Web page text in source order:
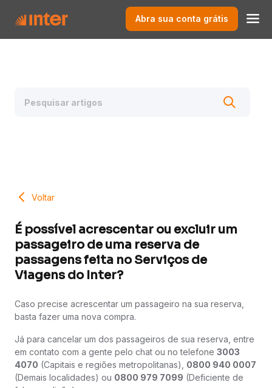
Abra sua conta grátis
Voltar
É possível acrescentar ou excluir um
passageiro de uma reserva de
passagens feita no Serviços de
Viagens do Inter?
Caso precise acrescentar um passageiro na sua reserva,
basta fazer uma nova compra.
Já para cancelar um dos passageiros de sua reserva, entre
em contato com a gente pelo chat ou no telefone 3003
4070 (Capitais e regiões metropolitanas), 0800 940 0007
(Demais localidades) ou 0800 979 7099 (Deficiente de